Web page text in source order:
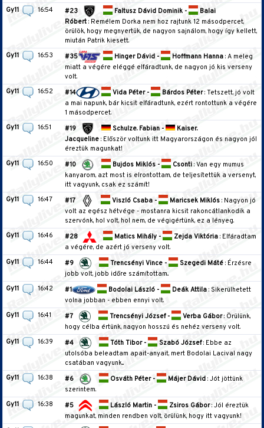
Gy11
16:54 #23 Faltusz Dávid Dominik -
Balai
Róbert: Remélem Dorka nem hoz rajtunk 12 másodpercet,
örülök, hogy megnyertük, de nagyon sajnálom, hogy így kellett,
miután Patrik kiesett.
Gy11
16:53 #35 Hinger Dávid - Hoffmann Hanna: A meleg
miatt a végére eléggé elfáradtunk, de nagyon jó kis verseny
volt.
Gy11
16:52 #14 Vida Péter - Bárdos Péter: Tetszett, jó volt
a mai napunk, bár kicsit elfáradtunk, ezért rontottunk a végére
1 másodpercet.
Gy11
16:51 #19 Schulze. Fabian -
Kaiser.
Jacqueline: Először voltunk itt Magyarországon és nagyon jól
éreztük magunkat!
Gy11
16:50 #10 Bujdos Miklós - Csonti: Van egy mumus
kanyarom, azt most is elrontottam, de teljesítettük a versenyt,
itt vagyunk, csak ez számít!
Gy11
16:47 #17 Viszló Csaba - Maricsek Miklós: Nagyon jó
volt az egész hétvége - mostanra kicsit rakoncátlankodik a
szervónk, hol volt, hol nem, de végigértünk, ez a lényeg.
Gy11
16:46 #28 Matics Mihály - Zejda Viktória: Elfáradtam
a végére, de azért jó verseny volt.
Gy11
16:44 #9 Trencsényi Vince - Szegedi Máté: Érzésre
jobb volt, jobb időre számítottam..
Gy11
16:42 #1 Bodolai László - Deák Attila: Sikerülhetett
volna jobban - ebben ennyi volt.
Gy11
16:41 #7 Trencsényi József - Verba Gábor: Örülünk,
hogy célba értünk, nagyon hosszú és nehéz verseny volt.
Gy11
16:39 #4 Tóth Tibor - Szabó József: Ebbe az
utolsóba beleadtam apait-anyait, mert Bodolai Lacival nagy
csatában vagyunk...
Gy11
16:38 #6 Osváth Péter - Májer Dávid: Jót jöttünk
szerintem.
Gy11
16:38 #5 László Martin - Zsiros Gábor: Jól éreztük
magunkat, minden rendben volt, örülünk, hogy itt vagyunk!